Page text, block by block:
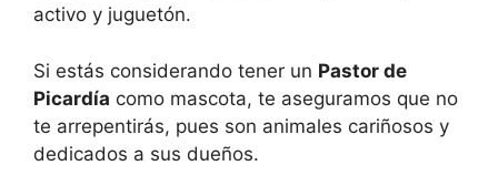
activo y juguetón.
Si estás considerando tener un Pastor de
Picardía como mascota, te aseguramos que no
te arrepentirás, pues son animales cariñosos y
dedicados a sus dueños.